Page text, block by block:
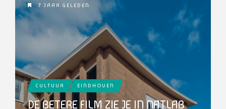
7 JAAR GELEDEN
CULTUUR EINDHOVEN
DE BETERE FILM ZIE JE IN NATLAB